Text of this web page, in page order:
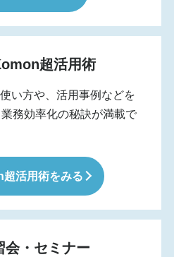
超活用術
い方や、活用事例などを
務効率化の秘訣が満載で
超活用術をみる
会・セミナー